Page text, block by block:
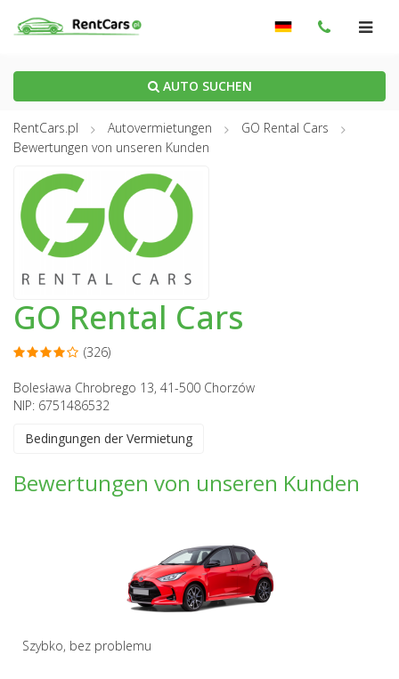
AUTO SUCHEN
RentCars.pl Autovermietungen
GO Rental Cars
Bewertungen von unseren Kunden
GO Rental Cars
(326)
Bolesława Chrobrego 13, 41-500 Chorzów
NIP: 6751486532
Bedingungen der Vermietung
Bewertungen von unseren Kunden
Szybko, bez problemu